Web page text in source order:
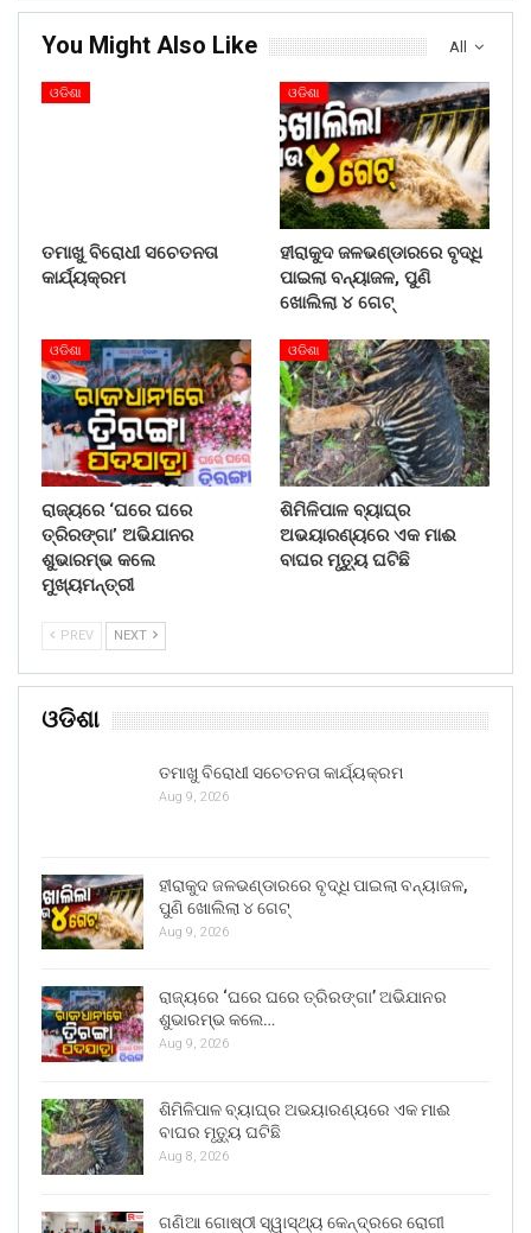
All
You Might Also Like
ଓଡିଶା
ତମାଖୁ ବିରୋଧୀ ସଚେତନତା
କାର୍ଯ୍ୟକ୍ରମ
ଓଡିଶା
ହୀରାକୁଦ ଜଳଭଣ୍ଡାରରେ ବୃଦ୍ଧି
ପାଇଲା ବନ୍ୟାଜଳ, ପୁଣି
ଖୋଲିଲା ୪ ଗେଟ୍
ଓଡିଶା
ରାଜ୍ୟରେ ‘ଘରେ ଘରେ
ତ୍ରିରଙ୍ଗା’ ଅଭିଯାନର
ଶୁଭାରମ୍ଭ କଲେ
ମୁଖ୍ୟମନ୍ତ୍ରୀ
ଓଡିଶା
ଶିମିଳିପାଳ ବ୍ୟାଘ୍ର
ଅଭୟାରଣ୍ୟରେ ଏକ ମାଈ
ବାଘର ମୃତ୍ୟୁ ଘଟିଛି
PREV NEXT
ଓଡିଶା
ତମାଖୁ ବିରୋଧୀ ସଚେତନତା କାର୍ଯ୍ୟକ୍ରମ
Aug 9, 2026
ହୀରାକୁଦ ଜଳଭଣ୍ଡାରରେ ବୃଦ୍ଧି ପାଇଲା ବନ୍ୟାଜଳ,
ପୁଣି ଖୋଲିଲା ୪ ଗେଟ୍
Aug 9, 2026
ରାଜ୍ୟରେ ‘ଘରେ ଘରେ ତ୍ରିରଙ୍ଗା’ ଅଭିଯାନର
ଶୁଭାରମ୍ଭ କଲେ…
Aug 9, 2026
ଶିମିଳିପାଳ ବ୍ୟାଘ୍ର ଅଭୟାରଣ୍ୟରେ ଏକ ମାଈ
ବାଘର ମୃତ୍ୟୁ ଘଟିଛି
Aug 8, 2026
ଗଣିଆ ଗୋଷ୍ଠୀ ସ୍ୱାସ୍ଥ୍ୟ କେନ୍ଦ୍ରରେ ରୋଗୀ